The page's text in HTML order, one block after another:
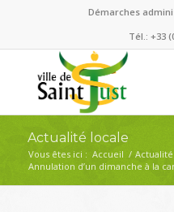
Démarches
Tél.: +33
Actualité locale
Vous êtes ici : Accueil /
Annulation d’un dimanche à la